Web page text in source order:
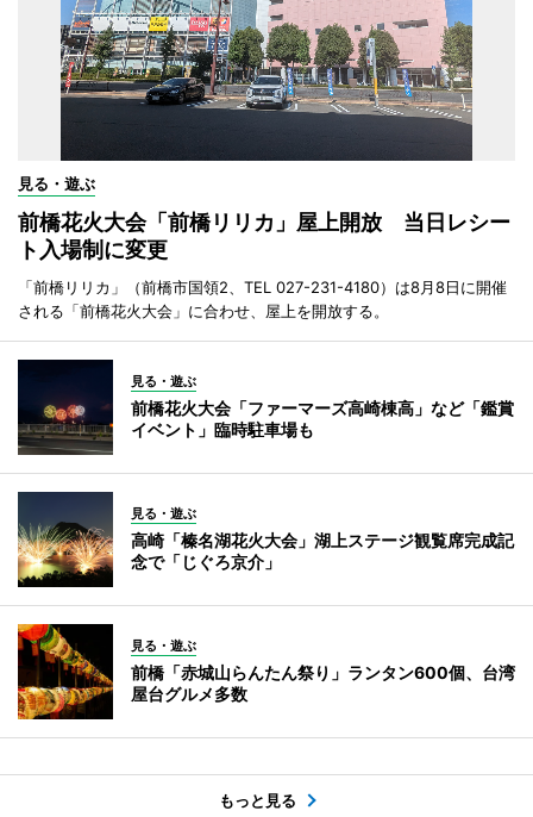
見る・遊ぶ
前橋花火大会「前橋リリカ」屋上開放 当日レシー
ト入場制に変更
「前橋リリカ」（前橋市国領2、TEL 027-231-4180）は8月8日に開催
される「前橋花火大会」に合わせ、屋上を開放する。
見る・遊ぶ
前橋花火大会「ファーマーズ高崎棟高」など「鑑賞
イベント」臨時駐車場も
見る・遊ぶ
高崎「榛名湖花火大会」湖上ステージ観覧席完成記
念で「じぐろ京介」
見る・遊ぶ
前橋「赤城山らんたん祭り」ランタン600個、台湾
屋台グルメ多数
もっと見る